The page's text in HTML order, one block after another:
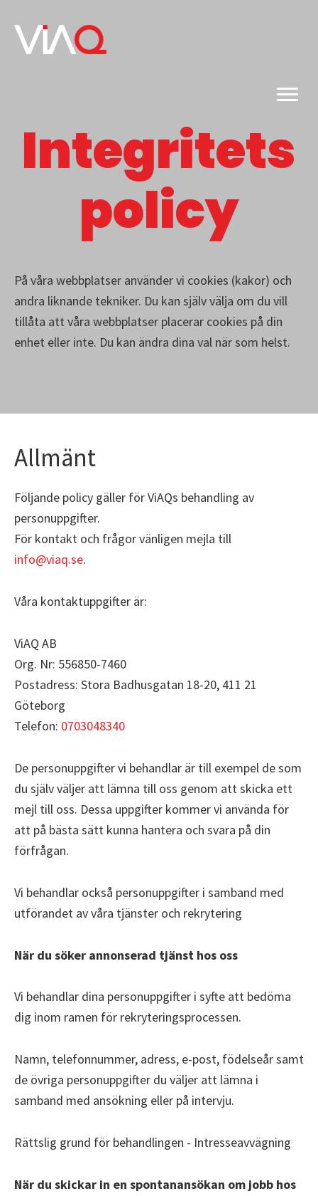
huvudinnehåll
Integritets
policy
På våra webbplatser använder vi cookies (kakor) och
andra liknande tekniker. Du kan själv välja om du vill
tillåta att våra webbplatser placerar cookies på din
enhet eller inte. Du kan ändra dina val när som helst.
Allmänt
Följande policy gäller för ViAQs behandling av
personuppgifter.
För kontakt och frågor vänligen mejla till
info@viaq.se.
Våra kontaktuppgifter är:
ViAQ AB
Org. Nr: 556850-7460
Postadress: Stora Badhusgatan 18-20, 411 21
Göteborg
Telefon: 0703048340
De personuppgifter vi behandlar är till exempel de som
du själv väljer att lämna till oss genom att skicka ett
mejl till oss. Dessa uppgifter kommer vi använda för
att på bästa sätt kunna hantera och svara på din
förfrågan.
Vi behandlar också personuppgifter i samband med
utförandet av våra tjänster och rekrytering
När du söker annonserad tjänst hos oss
Vi behandlar dina personuppgifter i syfte att bedöma
dig inom ramen för rekryteringsprocessen.
Namn, telefonnummer, adress, e-post, födelseår samt
de övriga personuppgifter du väljer att lämna i
samband med ansökning eller på intervju.
Rättslig grund för behandlingen - Intresseavvägning
När du skickar in en spontanansökan om jobb hos